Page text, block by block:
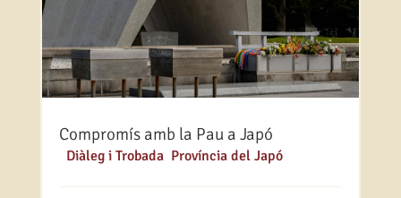
Compromís amb la Pau a Japó
Diàleg i Trobada, Província del Japó